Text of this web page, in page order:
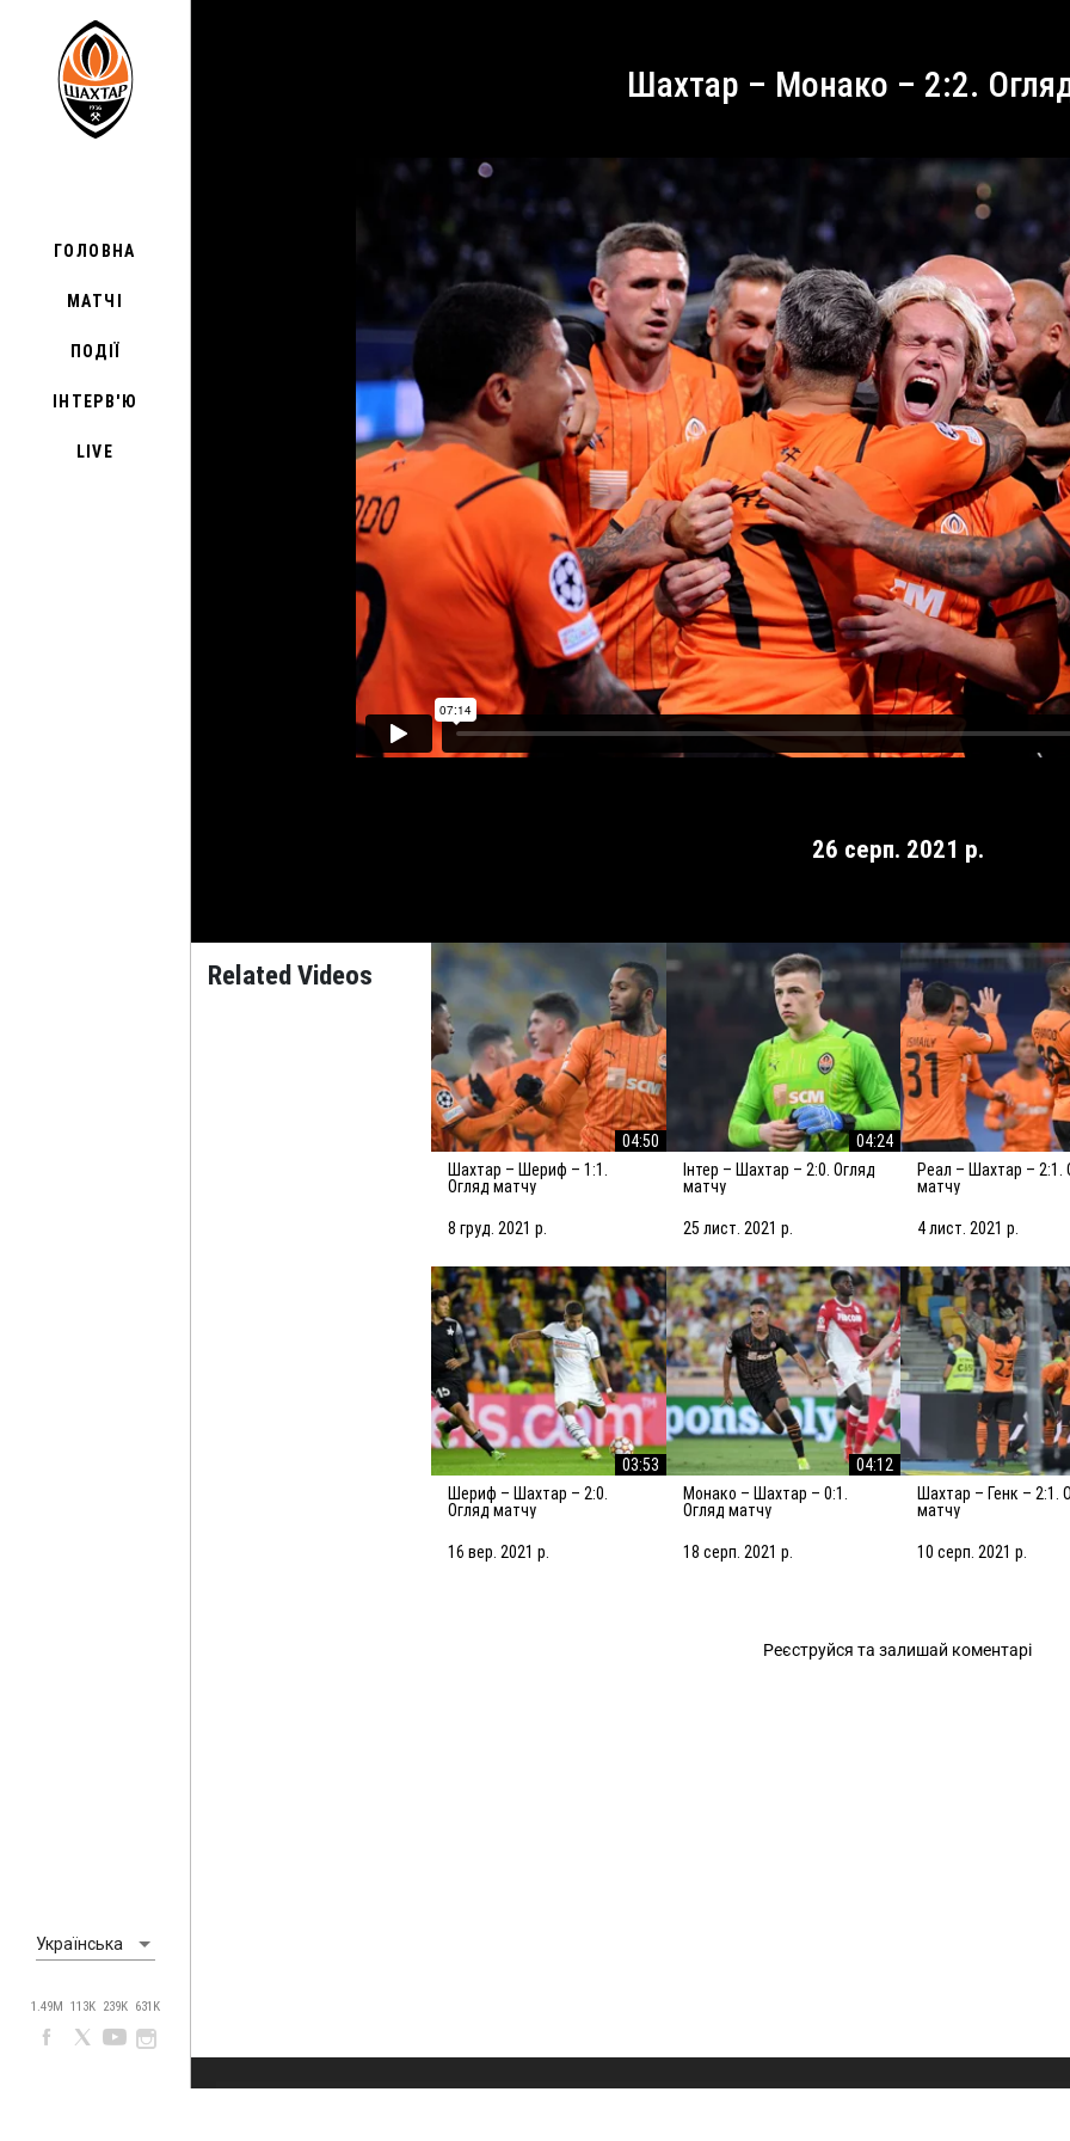
ГОЛОВНА
МАТЧІ
ПОДІЇ
ІНТЕРВ'Ю
LIVE
Українська
1.49M 113K 239K 631K
Шахтар – Монако – 2:2.
26 серп. 2021 р.
Related Videos
04:50
Шахтар – Шериф – 1:1.
Огляд матчу
8 груд. 2021 р.
04:24
матчу
25 лист. 2021 р.
Реал – Шахтар – 2:1. Огляд
матчу
4 лист. 2021 р.
03:53
Шериф – Шахтар – 2:0.
Огляд матчу
16 вер. 2021 р.
04:12
Монако – Шахтар – 0:1.
Огляд матчу
18 серп. 2021 р.
Шахтар – Генк – 2:1. Огляд
матчу
10 серп. 2021 р.